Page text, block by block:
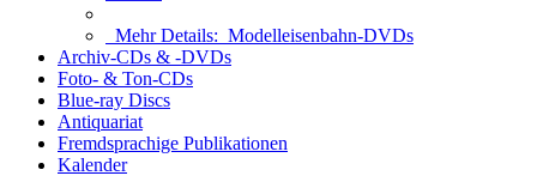
Mehr Details: Modelleisenbahn-DVDs
Archiv-CDs & -DVDs
Foto- & Ton-CDs
Blue-ray Discs
Antiquariat
Fremdsprachige Publikationen
Kalender